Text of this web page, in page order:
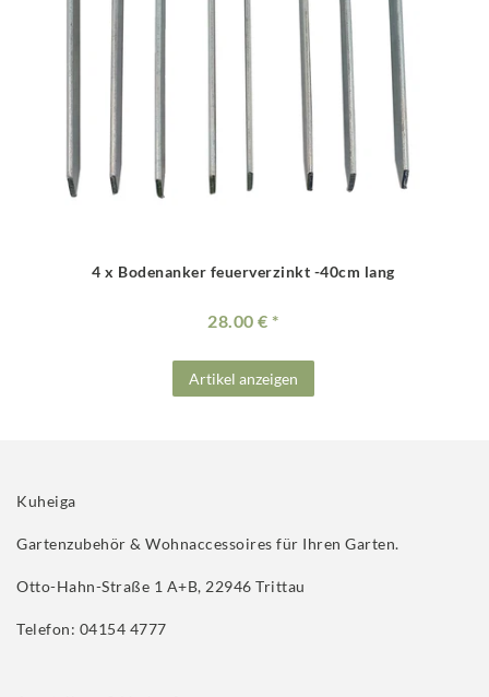
4 x Bodenanker feuerverzinkt -40cm lang
28.00 €
Artikel anzeigen
Kuheiga
Gartenzubehör & Wohnaccessoires für Ihren Garten.
Otto-Hahn-Straße 1 A+B, 22946 Trittau
Telefon: 04154 4777